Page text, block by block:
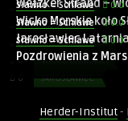
0 CHUDACZEWO
0 PIESZCZ
0 WICKO MORSKIE
Vietzker Strand –
0 WICKO MORSKIE
Sławno = Schlawe 0.0
Wicko Morskie koło
0 JAROSŁAWIEC
Sławno = Schlawe 0.0
Jarosławiec Latarnia
Sławno = Schlawe 0.0
Pozdrowienia z
PIEŃKOWO
Herder-Institut-